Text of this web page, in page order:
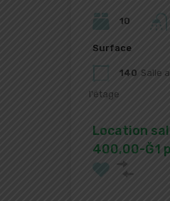
10
Surface
140 Salle
l'étage
Location
400,00-Ğ1